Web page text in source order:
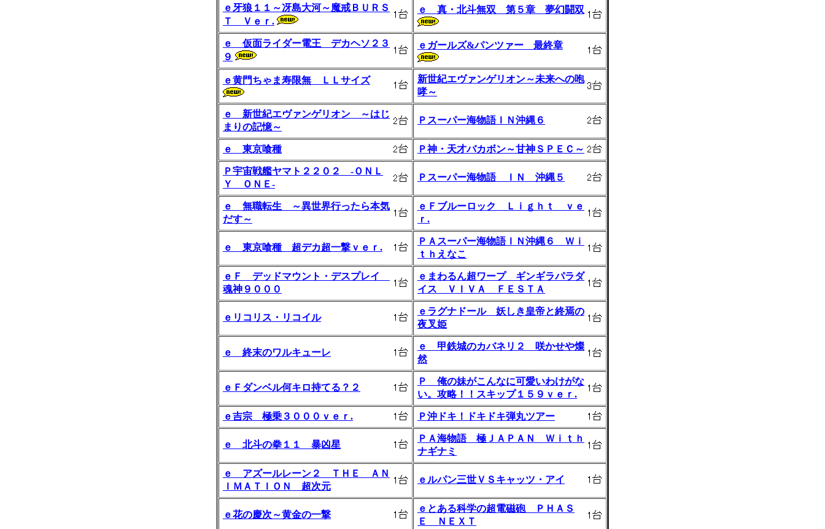
ｅ牙狼１１～冴島大河～魔戒ＢＵＲＳ
Ｔ Ｖｅｒ.
ｅ 真・北斗無双 第５章 夢幻闘双
ｅ 仮面ライダー電王 デカヘソ２３
９
ｅガールズ&パンツァー 最終章
ｅ黄門ちゃま寿限無 ＬＬサイズ
新世紀エヴァンゲリオン～未来への咆
哮～
ｅ 新世紀エヴァンゲリオン ～はじ
まりの記憶～
Ｐスーパー海物語ＩＮ沖縄６
ｅ 東京喰種 Ｐ神・天才バカボン～甘神ＳＰＥＣ～
Ｐ宇宙戦艦ヤマト２２０２ ‐ＯＮＬ
Ｙ ＯＮＥ‐
Ｐスーパー海物語 ＩＮ 沖縄５
ｅ 無職転生 ～異世界行ったら本気
だす～
ｅＦブルーロック Ｌｉｇｈｔ ｖｅ
ｒ.
ｅ 東京喰種 超デカ超一撃ｖｅｒ.
ＰＡスーパー海物語ＩＮ沖縄６ Ｗｉ
ｔｈえなこ
ｅＦ デッドマウント・デスプレイ
魂神９０００
ｅまわるん超ワープ ギンギラパラダ
イス ＶＩＶＡ ＦＥＳＴＡ
ｅリコリス・リコイル
ｅラグナドール 妖しき皇帝と終焉の
夜叉姫
ｅ 終末のワルキューレ
ｅ 甲鉄城のカバネリ２ 咲かせや燦
然
ｅＦダンベル何キロ持てる？２
Ｐ 俺の妹がこんなに可愛いわけがな
い。攻略！！スキップ１５９ｖｅｒ.
ｅ吉宗 極乗３０００ｖｅｒ. Ｐ沖ドキ！ドキドキ弾丸ツアー
ｅ 北斗の拳１１ 暴凶星
ＰＡ海物語 極ＪＡＰＡＮ Ｗｉｔｈ
ナギナミ
ｅ アズールレーン２ ＴＨＥ ＡＮ
ＩＭＡＴＩＯＮ 超次元
ｅルパン三世ＶＳキャッツ・アイ
ｅ花の慶次～黄金の一撃
ｅとある科学の超電磁砲 ＰＨＡＳ
Ｅ ＮＥＸＴ